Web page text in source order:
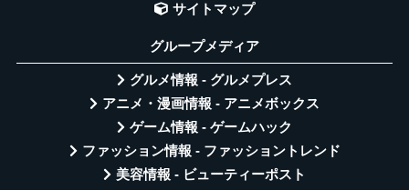
サイトマップ
グループメディア
グルメ情報 - グルメプレス
アニメ・漫画情報 - アニメボックス
ゲーム情報 - ゲームハック
ファッション情報 - ファッショントレンド
美容情報 - ビューティーポスト